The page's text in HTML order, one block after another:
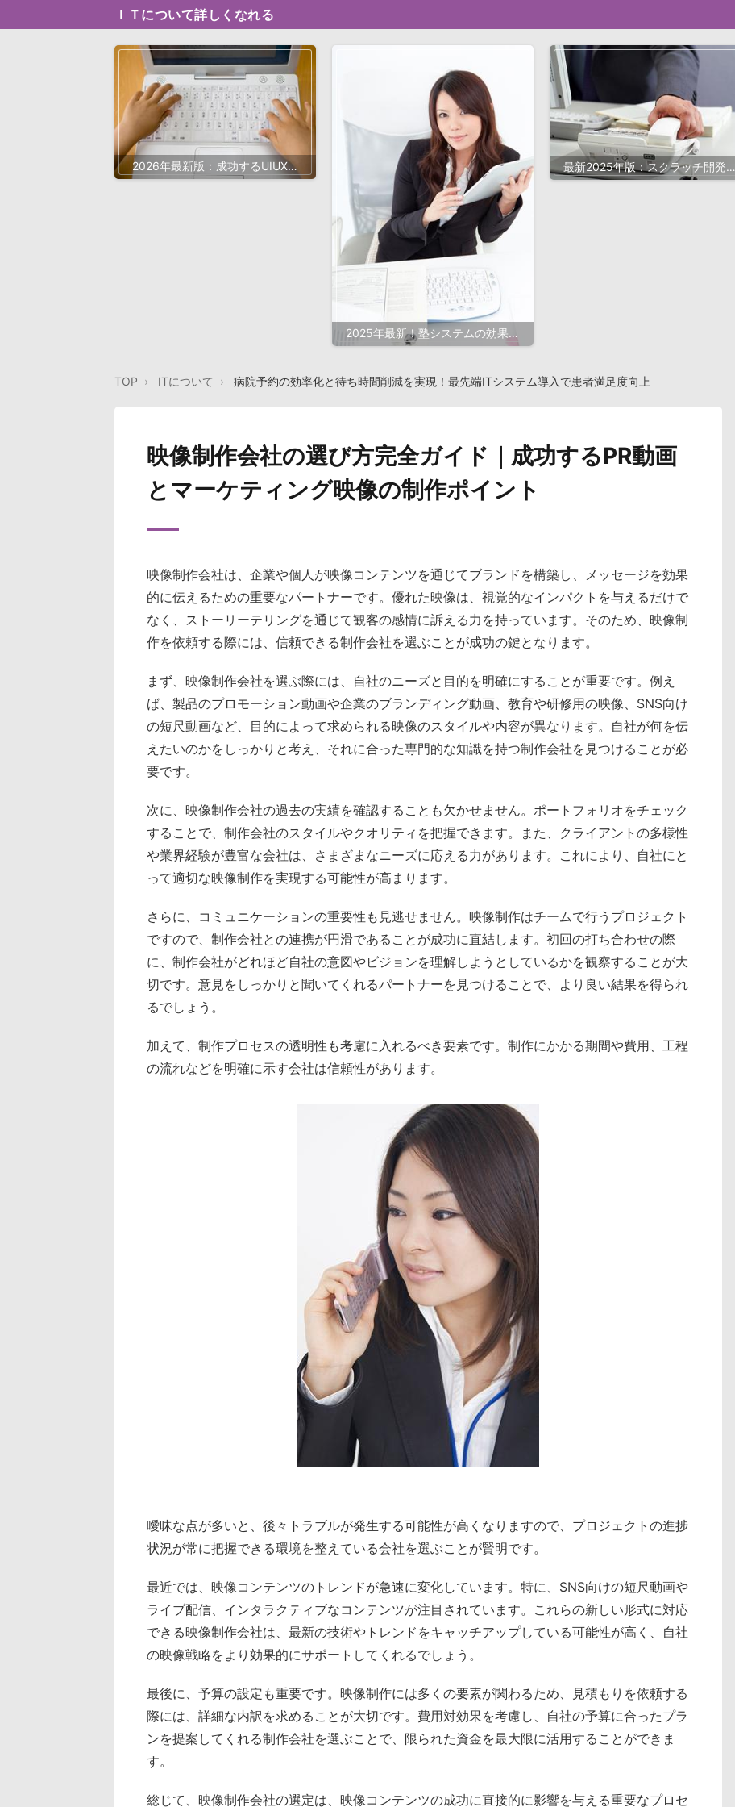
ＩＴについて詳しくなれる
2026年最新版：成功するUIUXデ
2025年最新！塾システムの効果的
最新2025年版：スクラッチ開発の
TOP ITについて 病院予約の効率化と待ち時間削減を実現！最先端ITシステム導入で患者満足度向上
映像制作会社の選び方完全ガイド｜成功するPR動画
とマーケティング映像の制作ポイント
映像制作会社は、企業や個人が映像コンテンツを通じてブランドを構築し、メッセージを効果
的に伝えるための重要なパートナーです。優れた映像は、視覚的なインパクトを与えるだけで
なく、ストーリーテリングを通じて観客の感情に訴える力を持っています。そのため、映像制
作を依頼する際には、信頼できる制作会社を選ぶことが成功の鍵となります。
まず、映像制作会社を選ぶ際には、自社のニーズと目的を明確にすることが重要です。例え
ば、製品のプロモーション動画や企業のブランディング動画、教育や研修用の映像、SNS向け
の短尺動画など、目的によって求められる映像のスタイルや内容が異なります。自社が何を伝
えたいのかをしっかりと考え、それに合った専門的な知識を持つ制作会社を見つけることが必
要です。
次に、映像制作会社の過去の実績を確認することも欠かせません。ポートフォリオをチェック
することで、制作会社のスタイルやクオリティを把握できます。また、クライアントの多様性
や業界経験が豊富な会社は、さまざまなニーズに応える力があります。これにより、自社にと
って適切な映像制作を実現する可能性が高まります。
さらに、コミュニケーションの重要性も見逃せません。映像制作はチームで行うプロジェクト
ですので、制作会社との連携が円滑であることが成功に直結します。初回の打ち合わせの際
に、制作会社がどれほど自社の意図やビジョンを理解しようとしているかを観察することが大
切です。意見をしっかりと聞いてくれるパートナーを見つけることで、より良い結果を得られ
るでしょう。
加えて、制作プロセスの透明性も考慮に入れるべき要素です。制作にかかる期間や費用、工程
の流れなどを明確に示す会社は信頼性があります。
曖昧な点が多いと、後々トラブルが発生する可能性が高くなりますので、プロジェクトの進捗
状況が常に把握できる環境を整えている会社を選ぶことが賢明です。
最近では、映像コンテンツのトレンドが急速に変化しています。特に、SNS向けの短尺動画や
ライブ配信、インタラクティブなコンテンツが注目されています。これらの新しい形式に対応
できる映像制作会社は、最新の技術やトレンドをキャッチアップしている可能性が高く、自社
の映像戦略をより効果的にサポートしてくれるでしょう。
最後に、予算の設定も重要です。映像制作には多くの要素が関わるため、見積もりを依頼する
際には、詳細な内訳を求めることが大切です。費用対効果を考慮し、自社の予算に合ったプラ
ンを提案してくれる制作会社を選ぶことで、限られた資金を最大限に活用することができま
す。
総じて、映像制作会社の選定は、映像コンテンツの成功に直接的に影響を与える重要なプロセ